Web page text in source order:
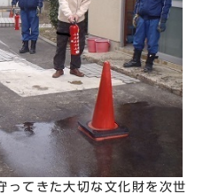
てきた大切な文化財を次世